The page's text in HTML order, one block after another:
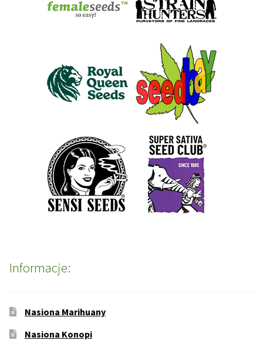
Informacje:
Nasiona Marihuany
Nasiona Konopi